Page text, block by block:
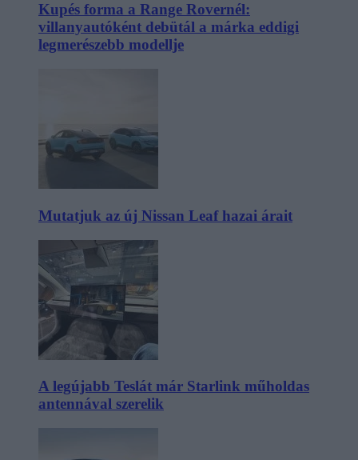
Kupés forma a Range Rovernél:
villanyautóként debütál a márka eddigi
legmerészebb modellje
Mutatjuk az új Nissan Leaf hazai árait
A legújabb Teslát már Starlink műholdas
antennával szerelik